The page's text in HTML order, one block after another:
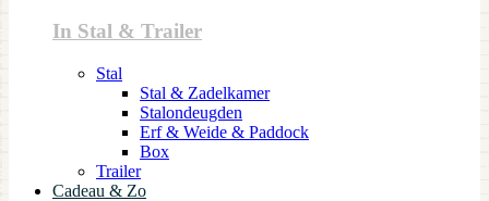
In Stal & Trailer
Stal
Stal & Zadelkamer
Stalondeugden
Erf & Weide & Paddock
Box
Trailer
Cadeau & Zo